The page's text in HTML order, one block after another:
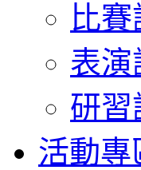
比賽
表演
研習
活動專